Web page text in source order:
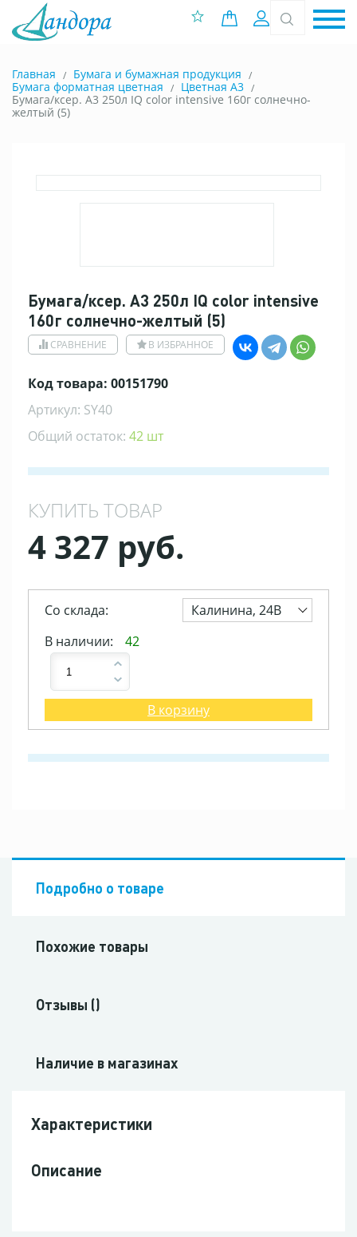
0 позиций
Вход
Главная
Бумага и бумажная продукция
Бумага форматная цветная
Цветная A3
Бумага/ксер. А3 250л IQ color intensive 160г солнечно-
желтый (5)
Бумага/ксер. А3 250л IQ color intensive
160г солнечно-желтый (5)
СРАВНЕНИЕ В ИЗБРАННОЕ
Код товара: 00151790
Артикул: SY40
Общий остаток: 42 шт
КУПИТЬ ТОВАР
4 327 руб.
Со склада:
Калинина, 24В
В наличии:
42
В корзину
Подробно о товаре
Похожие товары
Отзывы ()
Наличие в магазинах
Характеристики
Описание